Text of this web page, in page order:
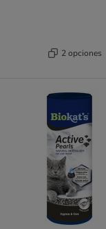
2 opciones